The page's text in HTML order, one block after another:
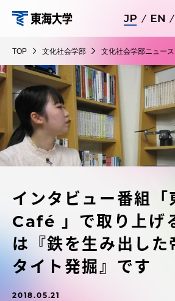
ツ
に
ッ
プ
化
社
学
部
TOP 文化社会学部 文化社会学部ニュース
インタビュー番組
Café 」で取り上げ
は『鉄を生み出した
タイト発掘』です
2018.05.21
在学生・保護者向けポータル（
受験・入学案内
教員・研究者ガイド
大学の概要
教育・研究
受験・入学案内